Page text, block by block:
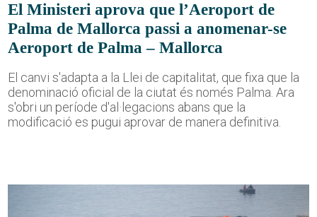
El Ministeri aprova que l’Aeroport de
Palma de Mallorca passi a anomenar-se
Aeroport de Palma – Mallorca
El canvi s'adapta a la Llei de capitalitat, que fixa que la
denominació oficial de la ciutat és només Palma. Ara
s'obri un període d'al·legacions abans que la
modificació es pugui aprovar de manera definitiva.